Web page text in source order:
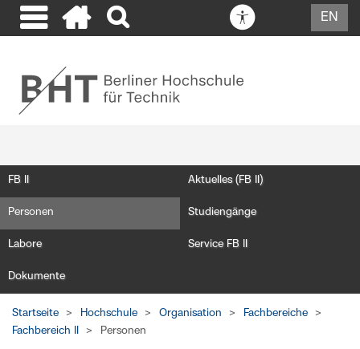
EN
FB II Aktuelles (FB II)
Personen Studiengänge
Labore Service FB II
Dokumente
Startseite Hochschule Organisation
Fachbereiche
Fachbereich II
Personen